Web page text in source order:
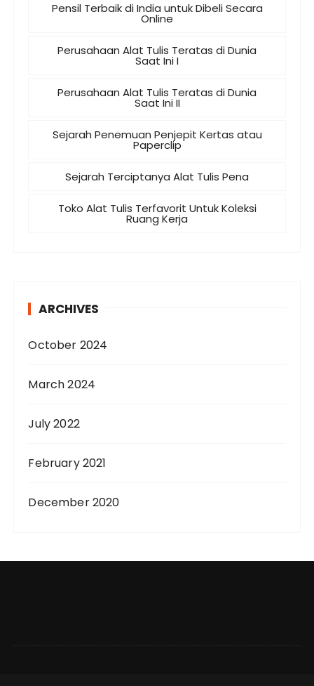
Pensil Terbaik di India untuk Dibeli Secara
Online
Perusahaan Alat Tulis Teratas di Dunia
Saat Ini I
Perusahaan Alat Tulis Teratas di Dunia
Saat Ini II
Sejarah Penemuan Penjepit Kertas atau
Paperclip
Sejarah Terciptanya Alat Tulis Pena
Toko Alat Tulis Terfavorit Untuk Koleksi
Ruang Kerja
ARCHIVES
October 2024
March 2024
July 2022
February 2021
December 2020